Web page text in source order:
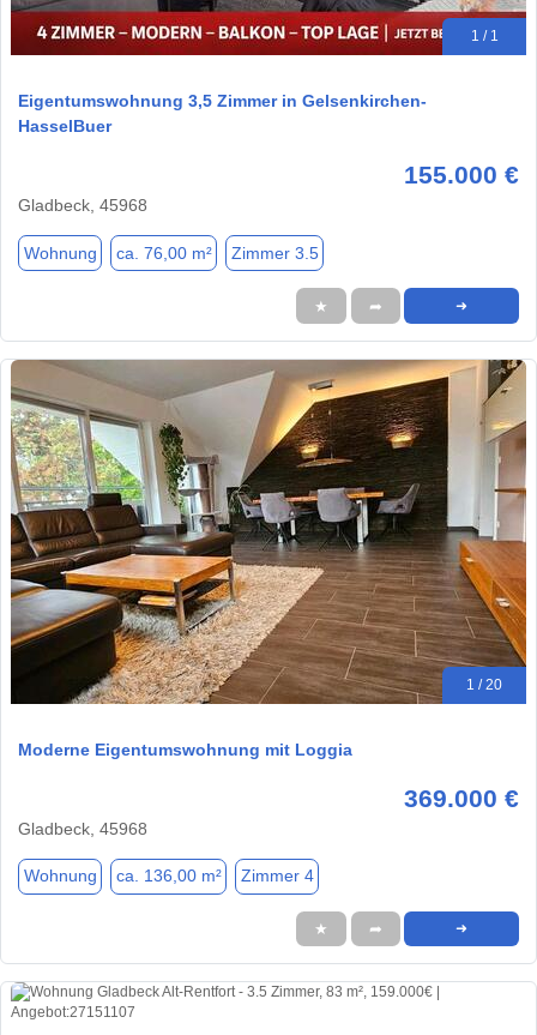
1 / 1
Eigentumswohnung 3,5 Zimmer in Gelsenkirchen-
HasselBuer
155.000 €
Gladbeck, 45968
Wohnung ca. 76,00 m² Zimmer 3.5
★ ➦ ➜
1 / 20
Moderne Eigentumswohnung mit Loggia
369.000 €
Gladbeck, 45968
Wohnung ca. 136,00 m² Zimmer 4
★ ➦ ➜